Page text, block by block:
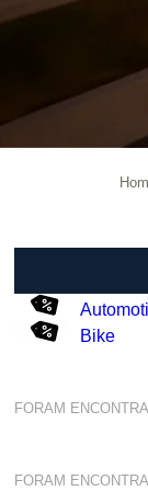
Bike
FORAM
FORAM